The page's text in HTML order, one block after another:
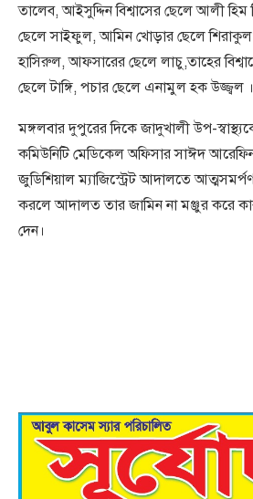
তালেব, আইসুদ্দিন বিশ্বাসের ছেলে আলী হিম
ছেলে সাইফুল, আমিন খোড়ার ছেলে
হাসিরুল, আফসারের ছেলে লাচু,তাহের
ছেলে টাঙ্গি, পচার ছেলে এনামুল হক উজ্জ্বল ।
মঙ্গলবার দুপুরের দিকে জাদুখালী উপ-
কমিউনিটি মেডিকেল অফিসার সাঈদ
জুডিশিয়াল ম্যাজিস্ট্রেট আদালতে
করলে আদালত তার জামিন না মঞ্জুর করে
দেন।